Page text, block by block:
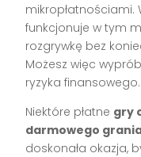
mikropłatnościami.
funkcjonuje w tym
rozgrywkę bez
Możesz więc
ryzyka finansowego.
Niektóre płatne gry
darmowego
doskonała okazja,